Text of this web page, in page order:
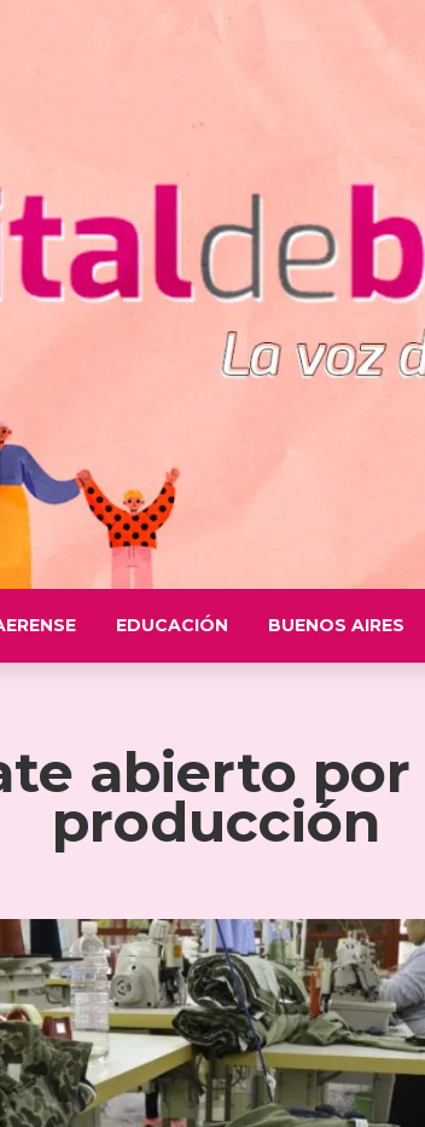
EDUCACIÓN BUENOS AIRES
abierto
producción